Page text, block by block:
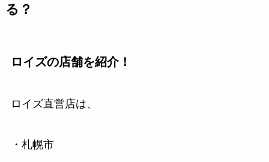
る？
ロイズの店舗を紹介！
ロイズ直営店は、
・札幌市